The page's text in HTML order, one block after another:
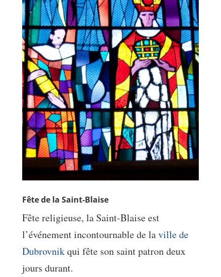
Fête de la Saint-Blaise
Fête religieuse, la Saint-Blaise est
l’événement incontournable de laville de
Dubrovnikqui fête son saint patron deux
jours durant.